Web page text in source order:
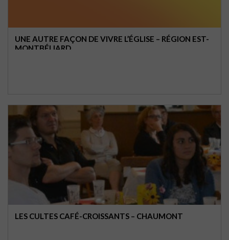
UNE AUTRE FAÇON DE VIVRE L’ÉGLISE – RÉGION EST-
MONTBÉLIARD
LES CULTES CAFÉ-CROISSANTS – CHAUMONT